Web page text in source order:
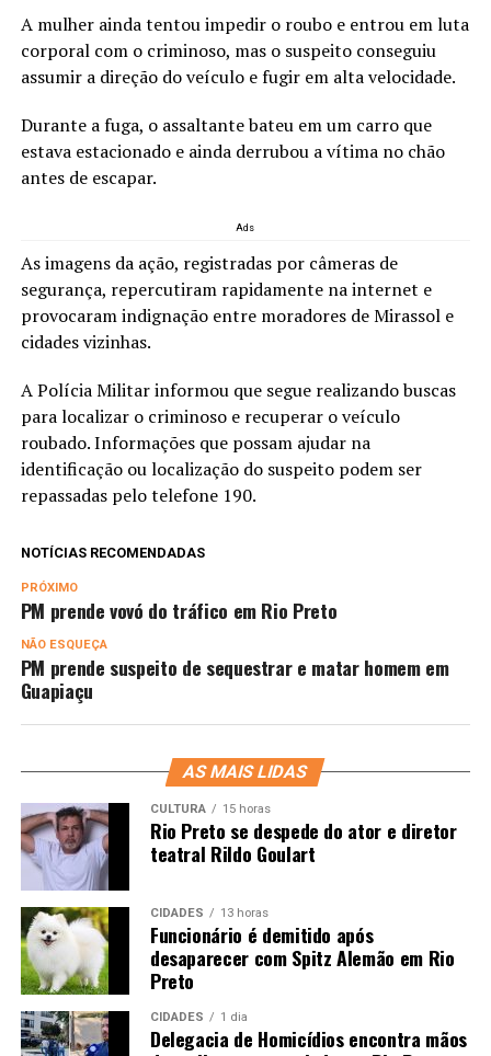
A mulher ainda tentou impedir o roubo e entrou em luta
corporal com o criminoso, mas o suspeito conseguiu
assumir a direção do veículo e fugir em alta velocidade.
Durante a fuga, o assaltante bateu em um carro que
estava estacionado e ainda derrubou a vítima no chão
antes de escapar.
Ads
As imagens da ação, registradas por câmeras de
segurança, repercutiram rapidamente na internet e
provocaram indignação entre moradores deMirassole
cidades vizinhas.
A Polícia Militar informou que segue realizando buscas
para localizar o criminoso e recuperar o veículo
roubado. Informações que possam ajudar na
identificação ou localização do suspeito podem ser
repassadas pelo telefone 190.
NOTÍCIAS RECOMENDADAS
PRÓXIMO
PM prende vovó do tráfico em Rio Preto
NÃO ESQUEÇA
PM prende suspeito de sequestrar e matar homem em
Guapiaçu
AS MAIS LIDAS
CULTURA 15 horas
Rio Preto se despede do ator e diretor
teatral Rildo Goulart
CIDADES 13 horas
Funcionário é demitido após
desaparecer com Spitz Alemão em Rio
Preto
CIDADES 1 dia
Delegacia de Homicídios encontra mãos